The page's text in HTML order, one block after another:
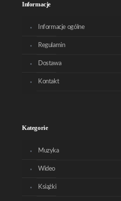
Informacje
Informacje ogólne
Regulamin
Dostawa
Kontakt
Kategorie
Muzyka
Wideo
Książki